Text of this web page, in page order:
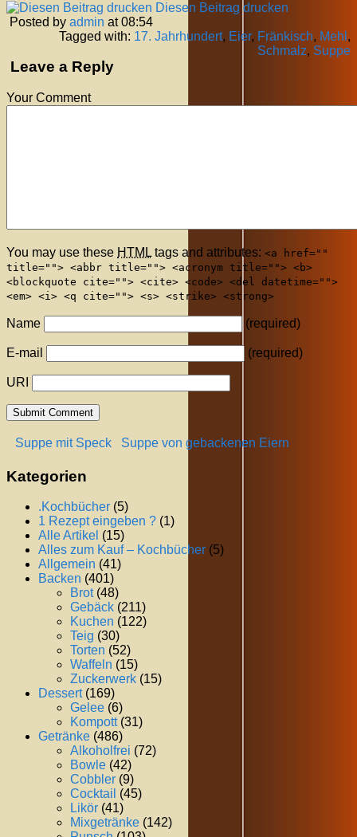
Diesen Beitrag drucken
Posted by admin at 08:54
Tagged with: 17. Jahrhundert, Eier, Fränkisch, Mehl ,
Schmalz, Suppe
Leave a Reply
Your Comment
You may use these HTML tags and attributes: <a href=""
title=""> <abbr title=""> <acronym title=""> <b>
<blockquote cite=""> <cite> <code> <del datetime="">
<em> <i> <q cite=""> <s> <strike> <strong>
Name (required)
E-mail (required)
URI
Suppe mit Speck Suppe von gebackenen Eiern
Kategorien
.Kochbücher (5)
1 Rezept eingeben ? (1)
Alle Artikel (15)
Alles zum Kauf – Kochbücher (5)
Allgemein (41)
Backen (401)
Brot(48)
Gebäck (211)
Kuchen (122)
Teig (30)
Torten (52)
Waffeln (15)
Zuckerwerk (15)
Dessert(169)
Gelee (6)
Kompott(31)
Getränke (486)
Alkoholfrei (72)
Bowle (42)
Cobbler (9)
Cocktail (45)
Likör (41)
Mixgetränke (142)